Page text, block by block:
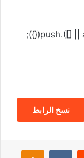
نسخ الرابط